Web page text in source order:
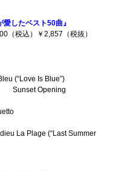
したベスト50曲』
（税込）￥2,857（税抜）
(“Love Is Blue”)
Opening
Plage (“Last Summer